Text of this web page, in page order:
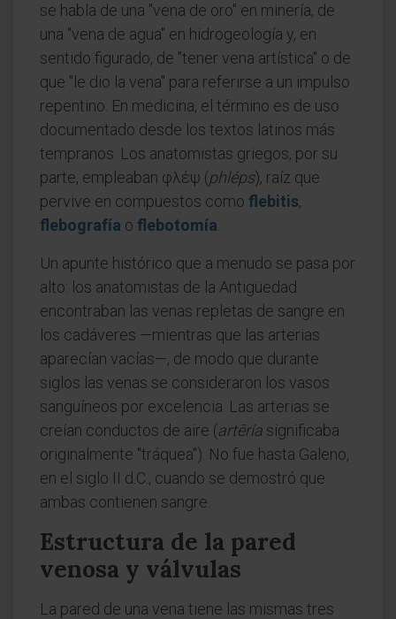
se habla de una "vena de oro" en minería, de
una "vena de agua" en hidrogeología y, en
sentido figurado, de "tener vena artística" o de
que "le dio la vena" para referirse a un impulso
repentino. En medicina, el término es de uso
documentado desde los textos latinos más
tempranos. Los anatomistas griegos, por su
parte, empleaban φλέψ (phléps), raíz que
pervive en compuestos como flebitis,
flebografía o flebotomía
Un apunte histórico que a menudo se pasa por
alto: los anatomistas de la Antigüedad
encontraban las venas repletas de sangre en
los cadáveres —mientras que las arterias
aparecían vacías—, de modo que durante
siglos las venas se consideraron los vasos
sanguíneos por excelencia. Las arterias se
creían conductos de aire (artēría significaba
originalmente "tráquea"). No fue hasta Galeno,
en el siglo II d.C., cuando se demostró que
ambas contienen sangre.
Estructura de la pared
venosa y válvulas
La pared de una vena tiene las mismas tres